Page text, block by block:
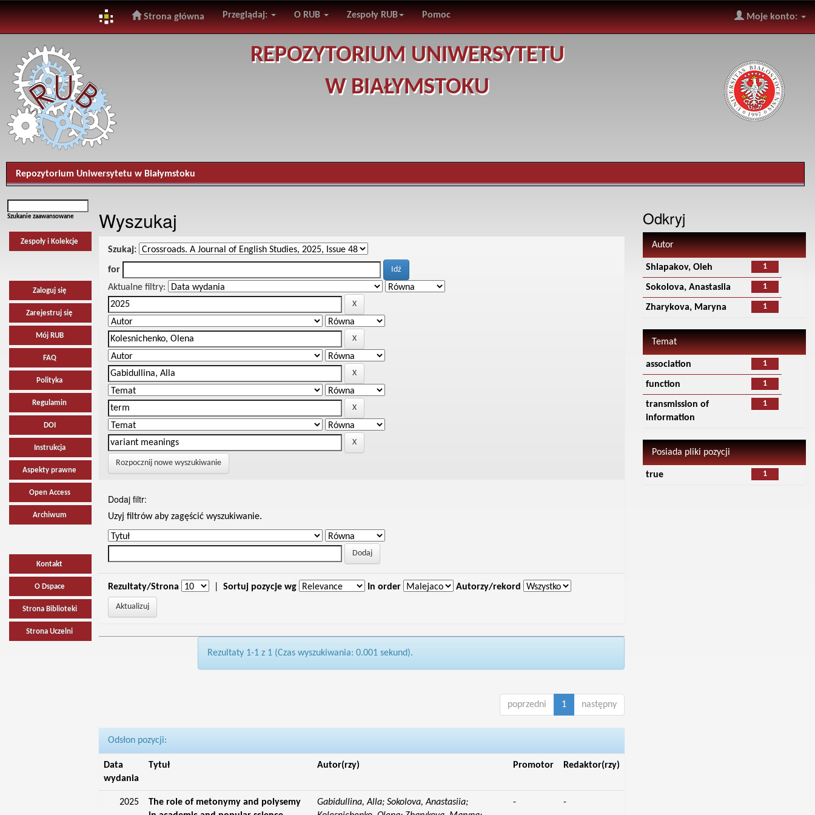
navigation
Strona główna Przeglądaj: O RUB Zespoły RUB Pomoc Moje konto:
REPOZYTORIUM UNIWERSYTETU
W BIAŁYMSTOKU
Repozytorium Uniwersytetu w Białymstoku
Szukanie zaawansowane
Zespoły i Kolekcje
Zaloguj się
Zarejestruj się
Mój RUB
FAQ
Polityka
Regulamin
DOI
Instrukcja
Aspekty prawne
Open Access
Archiwum
Kontakt
O Dspace
Strona Biblioteki
Strona Uczelni
Wyszukaj
Szukaj:
for
Aktualne filtry:
Rozpocznij nowe wyszukiwanie
Dodaj filtr:
Uzyj filtrów aby zagęścić wyszukiwanie.
Rezultaty/Strona Sortuj pozycje wg In order Autorzy/rekord
Rezultaty 1-1 z 1 (Czas wyszukiwania: 0.001 sekund).
poprzedni 1 następny
Odsłon pozycji:
Data
wydania
Tytuł Autor(rzy) Promotor Redaktor(rzy)
2025
The role of metonymy and polysemy
Gabidullina, Alla; Sokolova, Anastasiia;
- -
Odkryj
Autor
1
Shlapakov, Oleh
1
Sokolova, Anastasiia
1
Zharykova, Maryna
Temat
1
association
1
function
1
transmission of
information
Posiada pliki pozycji
1
true